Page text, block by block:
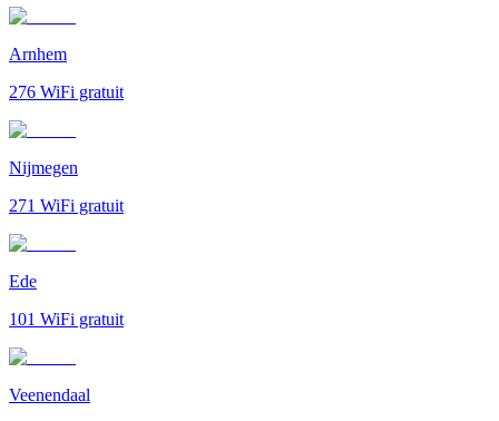
Arnhem
276 WiFi gratuit
Nijmegen
271 WiFi gratuit
Ede
101 WiFi gratuit
Veenendaal